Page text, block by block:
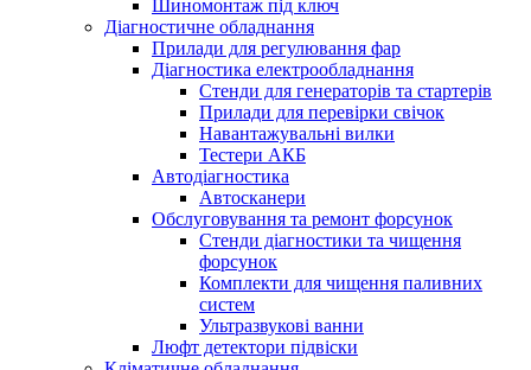
Шиномонтаж під ключ
Діагностичне обладнання
Прилади для регулювання фар
Діагностика електрообладнання
Стенди для генераторів та стартерів
Прилади для перевірки свічок
Навантажувальні вилки
Тестери АКБ
Автодіагностика
Автосканери
Обслуговування та ремонт форсунок
Стенди діагностики та чищення
форсунок
Комплекти для чищення паливних
систем
Ультразвукові ванни
Люфт детектори підвіски